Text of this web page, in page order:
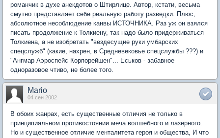
романчик в духе анекдотов о Штирлице. Автор, кстати, весьма
смутно представляет себе реальную работу разведки. Плюс,
абсолютное несоблюдение канвы ИСТОЧНИКА. Раз уж он взялся
писать продолжение к Толкиену, так надо было придерживаться
Толкиена, а не изобретать "вездесущие руки умбарских
спецслужб" (какие, нахрен, в Средневековье спецслужбы ???) и
"Ангмар Аэроспейс Корпорейшен"... Еськов - забавное
одноразовое чтиво, не более того.
Mario
04 сен 2002
В обоих жанрах, есть существенные отличия не только в
принципиальном противостоянии меча волшебного и лазерного.
Но и существенное отличие менталитета героя и общества, И что